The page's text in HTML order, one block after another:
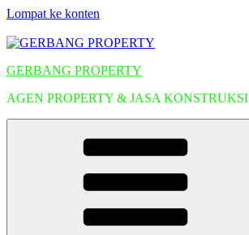
Lompat ke konten
GERBANG PROPERTY
AGEN PROPERTY & JASA KONSTRUKSI